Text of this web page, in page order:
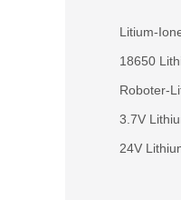
Litium-
18650
Roboter-
3.7V
24V